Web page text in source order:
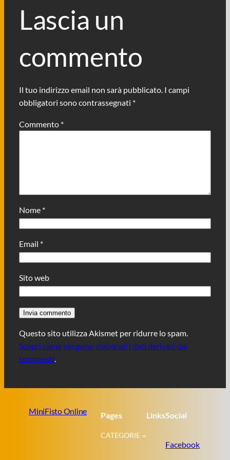
Lascia un
commento
Il tuo indirizzo email non sarà pubblicato. I campi
obbligatori sono contrassegnati *
Commento *
Nome *
Email *
Sito web
Questo sito utilizza Akismet per ridurre lo spam.
Scopri come vengono elaborati i dati derivati dai
commenti
MiniFisto Online Pages
CATEGORIE
LinksSocial
Facebook